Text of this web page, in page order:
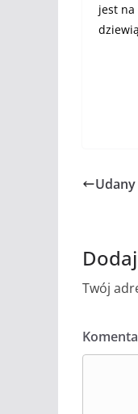
jest
Twój